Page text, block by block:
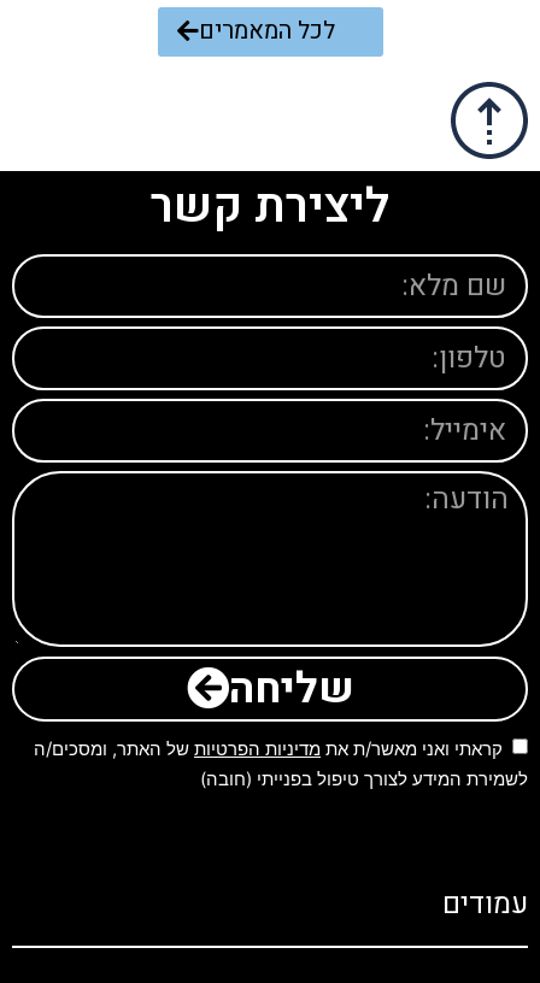
לכל המאמרים
ליצירת קשר
שליחה
קראתי ואני מאשר/ת את מדיניות הפרטיות של האתר, ומסכים/ה
לשמירת המידע לצורך טיפול בפנייתי (חובה)
עמודים